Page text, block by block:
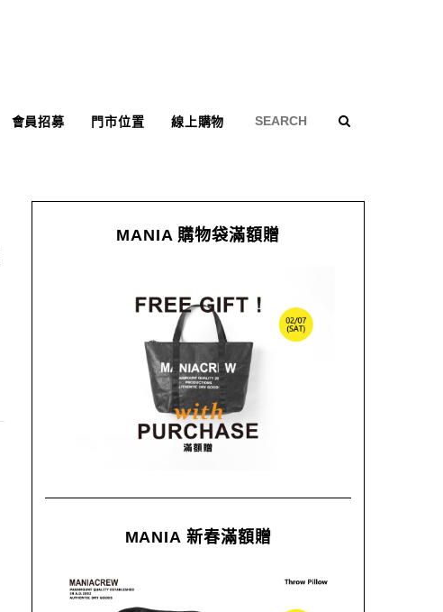
會員招募 門市位置 線上購物
MANIA 購物袋滿額贈
MANIA 新春滿額贈